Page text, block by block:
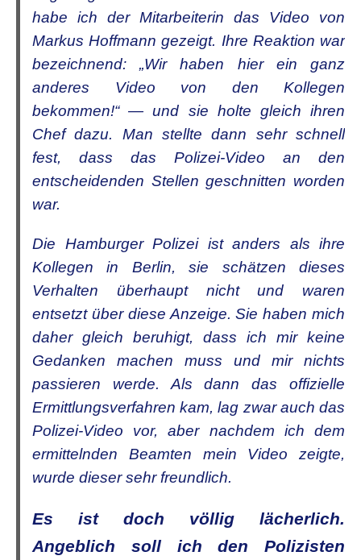
habe ich der Mitarbeiterin das Video von
Markus Hoffmann gezeigt. Ihre Reaktion war
bezeichnend: „Wir haben hier ein ganz
anderes Video von den Kollegen
bekommen!“ — und sie holte gleich ihren
Chef dazu. Man stellte dann sehr schnell
fest, dass das Polizei-Video an den
entscheidenden Stellen geschnitten worden
war.
Die Hamburger Polizei ist anders als ihre
Kollegen in Berlin, sie schätzen dieses
Verhalten überhaupt nicht und waren
entsetzt über diese Anzeige. Sie haben mich
daher gleich beruhigt, dass ich mir keine
Gedanken machen muss und mir nichts
passieren werde. Als dann das offizielle
Ermittlungsverfahren kam, lag zwar auch das
Polizei-Video vor, aber nachdem ich dem
ermittelnden Beamten mein Video zeigte,
wurde dieser sehr freundlich.
Es ist doch völlig lächerlich.
Angeblich soll ich den Polizisten